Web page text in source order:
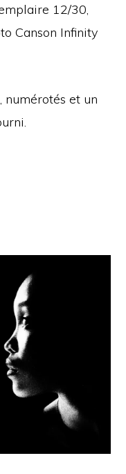
12/30,
Canson Infinity
numérotés et un